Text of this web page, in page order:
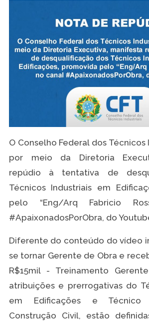
O Conselho Federal dos Técnicos
por meio da Diretoria
repúdio à tentativa de
Técnicos Industriais em
pelo “Eng/Arq Fabricio
#ApaixonadosPorObra, do
Diferente do conteúdo do vídeo
se tornar Gerente de Obra e
R$15mil - Treinamento
atribuições e prerrogativas do
em Edificações e Técnico
Construção Civil, estão